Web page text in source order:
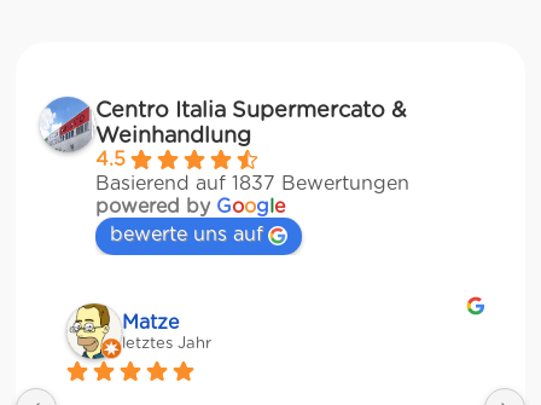
Centro Italia Supermercato &
Weinhandlung
4.5
Basierend auf 1837 Bewertungen
powered by Google
bewerte uns auf
Matze
letztes Jahr